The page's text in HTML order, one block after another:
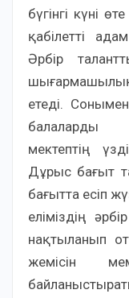
бүгінгі күні
қабілетті
Әрбір
етеді.
балаларды
мектептің
Дұрыс бағыт
бағытта есіп
еліміздің
нақтыланып
жемісін